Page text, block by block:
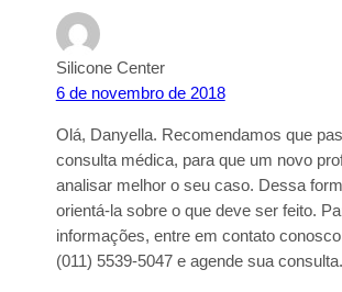
Silicone Center
6 de novembro de 2018
Olá, Danyella. Recomendamos que
consulta médica, para que um novo
analisar melhor o seu caso. Dessa
orientá-la sobre o que deve ser feito.
informações, entre em contato
(011) 5539-5047 e agende sua consulta.